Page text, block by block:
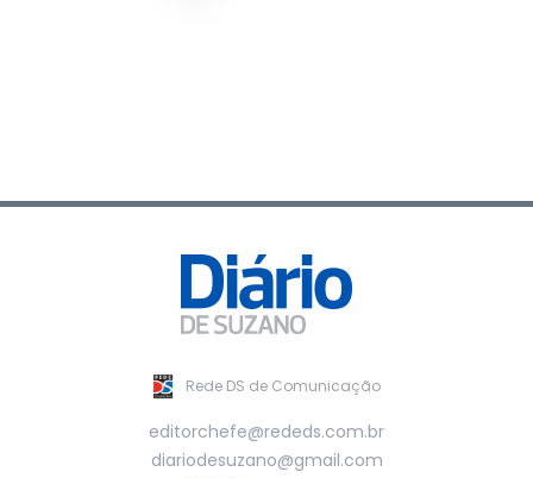
Rede DS de Comunicação
editorchefe@rededs.com.br
diariodesuzano@gmail.com